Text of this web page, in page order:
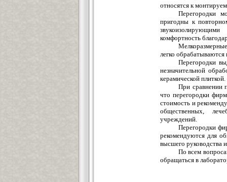
относятся к
Перегородки
пригодны к
звукоизолирующими
комфортность
легко обрабатываются
Перегородки
незначительной
керамической плиткой.
При сравнении
что перегородки
стоимость и
общественных,
учреждений.
Перегородки
рекомендуются для
высшего руководства
По всем
обращаться в